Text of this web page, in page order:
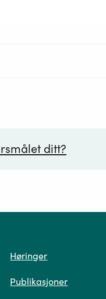
ditt?
Høringer
Publikasjoner